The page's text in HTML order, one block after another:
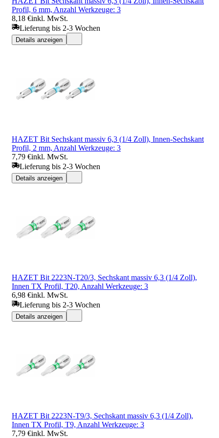
Profil, 6 mm, Anzahl Werkzeuge: 3
8,18 €inkl. MwSt.
Lieferung bis 2-3 Wochen
Details anzeigen
HAZET Bit Sechskant massiv 6,3 (1/4 Zoll), Innen-Sechskant
Profil, 2 mm, Anzahl Werkzeuge: 3
7,79 €inkl. MwSt.
Lieferung bis 2-3 Wochen
Details anzeigen
HAZET Bit 2223N-T20/3, Sechskant massiv 6,3 (1/4 Zoll),
Innen TX Profil, T20, Anzahl Werkzeuge: 3
6,98 €inkl. MwSt.
Lieferung bis 2-3 Wochen
Details anzeigen
HAZET Bit 2223N-T9/3, Sechskant massiv 6,3 (1/4 Zoll),
Innen TX Profil, T9, Anzahl Werkzeuge: 3
7,79 €inkl. MwSt.